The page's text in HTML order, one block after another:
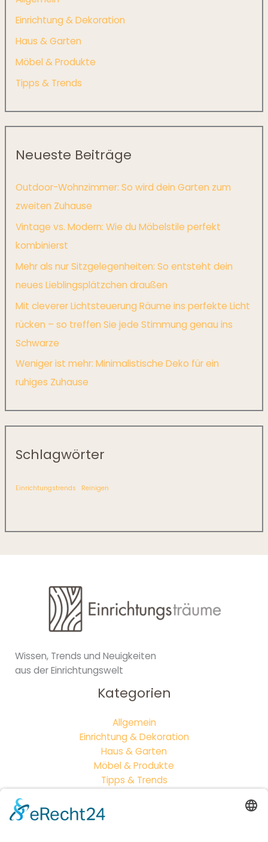
Einrichtung & Dekoration
Haus & Garten
Möbel & Produkte
Tipps & Trends
Neueste Beiträge
Outdoor-Wohnzimmer: So wird dein Garten zum
zweiten Zuhause
Vintage vs. Modern: Wie du Möbelstile perfekt
kombinierst
Mehr als nur Sitzgelegenheiten: So entsteht dein
neues Lieblingsplätzchen draußen
Mit cleverer Lichtsteuerung Räume ins perfekte Licht
rücken – so treffen Sie jede Stimmung genau ins
Schwarze
Weniger ist mehr: Minimalistische Deko für ein
ruhiges Zuhause
Schlagwörter
Einrichtungstrends Reinigen
Wissen, Trends und Neuigkeiten
aus der Einrichtungswelt
Kategorien
Allgemein
Einrichtung & Dekoration
Haus & Garten
Möbel & Produkte
Tipps & Trends
Neueste Beiträge